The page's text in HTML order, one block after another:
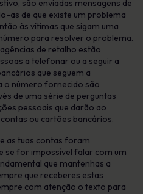
são enviadas mensagens de
as de que existe um problema
às vítimas que sigam uma
para resolver o problema.
de retalho estão
a telefonar ou a seguir a
que seguem a
o número fornecido são
de uma série de perguntas
pessoais que darão ao
ou cartões bancários.
as tuas contas foram
se for impossível falar com um
que mantenhas a
que receberes estas
com atenção o texto para